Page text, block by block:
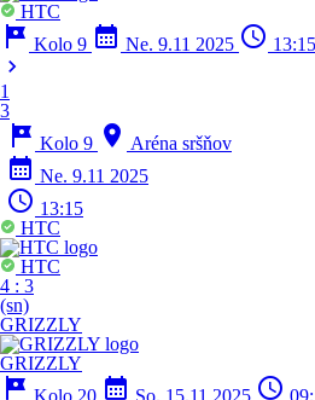
HTC
tour Kolo 9 calendar_month Ne. 9.11 2025 schedule 13:15
chevron_right
1
3
tour Kolo 9 location_on Aréna sršňov
calendar_month Ne. 9.11 2025
schedule 13:15
HTC
HTC
4 : 3
(sn)
GRIZZLY
GRIZZLY
tour Kolo 20 calendar_month So. 15.11 2025 schedule